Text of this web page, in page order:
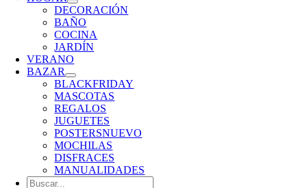
DECORACIÓN
BAÑO
COCINA
JARDÍN
VERANO
BAZAR
BLACKFRIDAY
MASCOTAS
REGALOS
JUGUETES
POSTERSNUEVO
MOCHILAS
DISFRACES
MANUALIDADES
Buscar: